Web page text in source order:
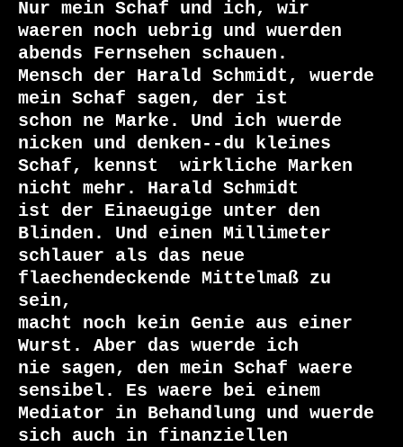
Nur mein Schaf und ich, wir
waeren noch uebrig und wuerden
abends Fernsehen schauen.
Mensch der Harald Schmidt, wuerde
mein Schaf sagen, der ist
schon ne Marke. Und ich wuerde
nicken und denken--du kleines
Schaf, kennst  wirkliche Marken
nicht mehr. Harald Schmidt
ist der Einaeugige unter den
Blinden. Und einen Millimeter
schlauer als das neue
flaechendeckende Mittelmaß zu
sein,
macht noch kein Genie aus einer
Wurst. Aber das wuerde ich
nie sagen, den mein Schaf waere
sensibel. Es waere bei einem
Mediator in Behandlung und wuerde
sich auch in finanziellen